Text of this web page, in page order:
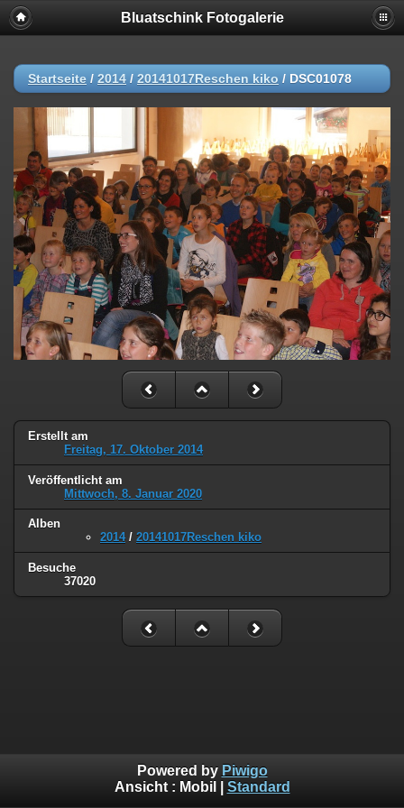
Bluatschink Fotogalerie
Startseite / 2014 / 20141017Reschen kiko / DSC01078
Erstellt am
Freitag, 17. Oktober 2014
Veröffentlicht am
Mittwoch, 8. Januar 2020
Alben
2014/ 20141017Reschen kiko
Besuche
37020
Powered by Piwigo
Ansicht : Mobil Standard